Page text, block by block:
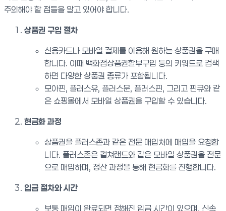
주의해야 할 점들을 알고 있어야 합니다.
상품권 구입 절차
신용카드나 모바일 결제를 이용해 원하는 상품권을 구매
합니다. 이때 백화점상품권할부구입 등의 키워드로 검색
하면 다양한 상품권 종류가 포함됩니다.
모아핀, 플러스유, 플러스문, 플러스핀, 그리고 핀큐와 같
은 쇼핑몰에서 모바일 상품권을 구입할 수 있습니다.
현금화 과정
상품권을 플러스존과 같은 전문 매입처에 매입을 요청합
니다. 플러스존은 컬쳐랜드와 같은 모바일 상품권을 전문
으로 매입하며, 정산 과정을 통해 현금화를 진행합니다.
입금 절차와 시간
보통 매입이 완료되면 정해진 입금 시간이 있으며, 신속